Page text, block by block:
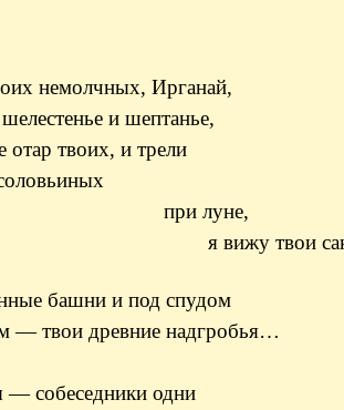
немолчных, Ирганай,
и шептанье,
отар твоих, и трели
луне,
твои
башни и под спудом
— твои древние надгробья…
собеседники одни